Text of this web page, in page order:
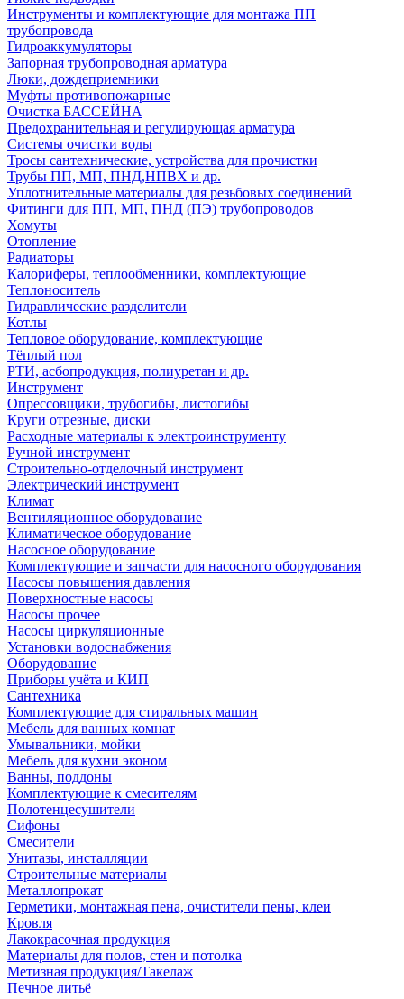
Инструменты и комплектующие для монтажа ПП
трубопровода
Гидроаккумуляторы
Запорная трубопроводная арматура
Люки, дождеприемники
Муфты противопожарные
Очистка БАССЕЙНА
Предохранительная и регулирующая арматура
Системы очистки воды
Тросы сантехнические, устройства для прочистки
Трубы ПП, МП, ПНД,НПВХ и др.
Уплотнительные материалы для резьбовых соединений
Фитинги для ПП, МП, ПНД (ПЭ) трубопроводов
Хомуты
Отопление
Радиаторы
Калориферы, теплообменники, комплектующие
Теплоноситель
Гидравлические разделители
Котлы
Тепловое оборудование, комплектующие
Тёплый пол
РТИ, асбопродукция, полиуретан и др.
Инструмент
Опрессовщики, трубогибы, листогибы
Круги отрезные, диски
Расходные материалы к электроинструменту
Ручной инструмент
Строительно-отделочный инструмент
Электрический инструмент
Климат
Вентиляционное оборудование
Климатическое оборудование
Насосное оборудование
Комплектующие и запчасти для насосного оборудования
Насосы повышения давления
Поверхностные насосы
Насосы прочее
Насосы циркуляционные
Установки водоснабжения
Оборудование
Приборы учёта и КИП
Сантехника
Комплектующие для стиральных машин
Мебель для ванных комнат
Умывальники, мойки
Мебель для кухни эконом
Ванны, поддоны
Комплектующие к смесителям
Полотенцесушители
Сифоны
Смесители
Унитазы, инсталляции
Строительные материалы
Металлопрокат
Герметики, монтажная пена, очистители пены, клеи
Кровля
Лакокрасочная продукция
Материалы для полов, стен и потолка
Метизная продукция/Такелаж
Печное литьё